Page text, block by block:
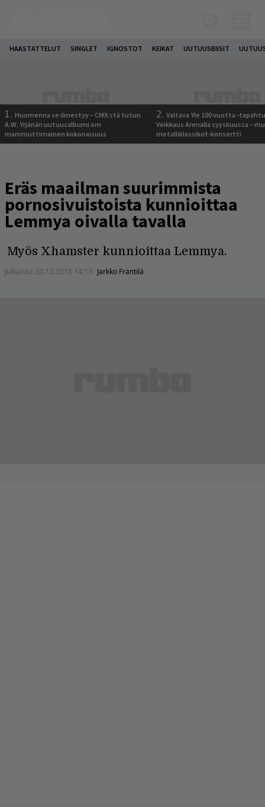
HAASTATTELUT SINGLET IGNOSTOT KEIKAT UUTUUSBIISIT
1. Huomenna se ilmestyy – CMX:stä tutun
A.W. Yrjänän uutuusalbumi om
mammuttimainen kokonaisuus
2. Valtava Yle 100 vuotta -
Veikkaus Arenalla syyskuussa –
metalliklassikot-konsertti
Eräs maailman suurimmista
pornosivuistoista kunnioittaa
Lemmya oivalla tavalla
Myös Xhamster kunnioittaa Lemmya.
Julkaistu: 30.12.2015 14:13 Jarkko Fräntilä